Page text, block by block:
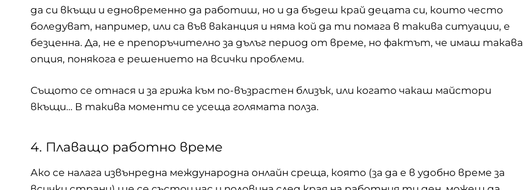
да си вкъщи и едновременно да работиш, но и да бъдеш край децата си, които често
боледуват, например, или са във ваканция и няма кой да ти помага в такива ситуации, е
безценна. Да, не е препоръчително за дълъг период от време, но фактът, че имаш такава
опция, понякога е решението на всички проблеми.
Същото се отнася и за грижа към по-възрастен близък, или когато чакаш майстори
вкъщи… В такива моменти се усеща голямата полза.
4. Плаващо работно време
Ако се налага извънредна международна онлайн среща, която (за да е в удобно време за